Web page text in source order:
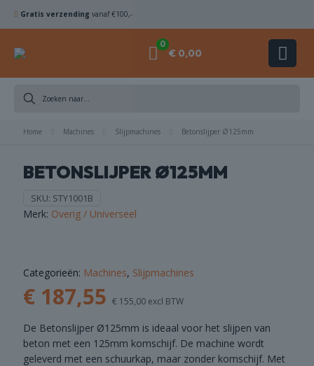
Gratis verzending vanaf €100,-
0
€ 0,00
Home Machines Slijpmachines Betonslijper Ø125mm
BETONSLIJPER Ø125MM
SKU: STY1001B
Merk: Overig / Universeel
Categorieën: Machines, Slijpmachines
€ 187,55 € 155,00 excl BTW
De Betonslijper Ø125mm is ideaal voor het slijpen van
beton met een 125mm komschijf. De machine wordt
geleverd met een schuurkap, maar zonder komschijf. Met
ZAAGBLADEN
KOMSCHIJVEN
& BEITELS
ACCESSOIRES
COMBI
DEALS